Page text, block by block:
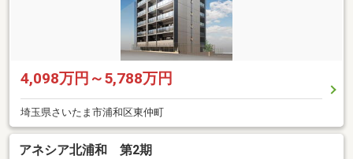
4,098万円～5,788万円
埼玉県さいたま市浦和区東仲町
アネシア北浦和 第2期